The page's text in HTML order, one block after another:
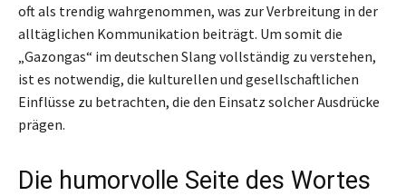
oft als trendig wahrgenommen, was zur Verbreitung in der
alltäglichen Kommunikation beiträgt. Um somit die
„Gazongas“ im deutschen Slang vollständig zu verstehen,
ist es notwendig, die kulturellen und gesellschaftlichen
Einflüsse zu betrachten, die den Einsatz solcher Ausdrücke
prägen.
Die humorvolle Seite des Wortes